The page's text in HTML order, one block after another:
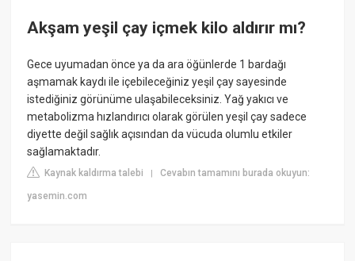
Akşam yeşil çay içmek kilo aldırır mı?
Gece uyumadan önce ya da ara öğünlerde 1 bardağı
aşmamak kaydı ile içebileceğiniz yeşil çay sayesinde
istediğiniz görünüme ulaşabileceksiniz. Yağ yakıcı ve
metabolizma hızlandırıcı olarak görülen yeşil çay sadece
diyette değil sağlık açısından da vücuda olumlu etkiler
sağlamaktadır.
Kaynak kaldırma talebi |Cevabın tamamını burada okuyun:
yasemin.com